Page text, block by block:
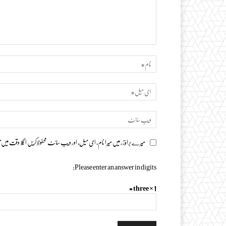
تبصرہ
میرے براؤزر میں میرا نام، ای میل، اور ویب سائٹ محفوظ کریں اگلا وقت
Please enter an answer in digits:
1 × three =